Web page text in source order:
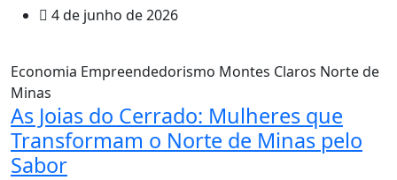
4 de junho de 2026
Economia Empreendedorismo Montes Claros Norte de
Minas
As Joias do Cerrado: Mulheres que
Transformam o Norte de Minas pelo
Sabor